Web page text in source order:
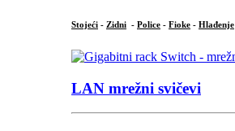
Stojeći - Zidni - Police - Fioke - Hlađenje
LAN mrežni svičevi